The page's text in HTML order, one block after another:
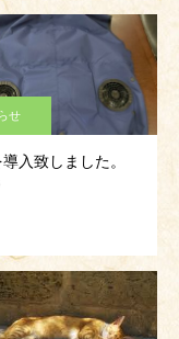
せ
入致しました。